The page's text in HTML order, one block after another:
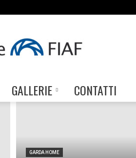
Gallerie
GALLERIE CONTATTI
GARDA HOME